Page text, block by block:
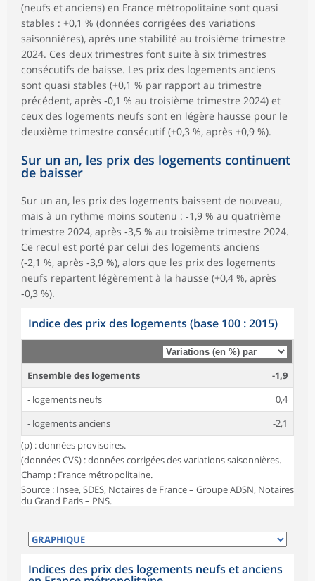
(neufs et anciens) en France métropolitaine sont quasi
stables : +0,1 % (données corrigées des variations
saisonnières), après une stabilité au troisième trimestre
2024. Ces deux trimestres font suite à six trimestres
consécutifs de baisse. Les prix des logements anciens
sont quasi stables (+0,1 % par rapport au trimestre
précédent, après ‑0,1 % au troisième trimestre 2024) et
ceux des logements neufs sont en légère hausse pour le
deuxième trimestre consécutif (+0,3 %, après +0,9 %).
Sur un an, les prix des logements continuent
de baisser
Sur un an, les prix des logements baissent de nouveau,
mais à un rythme moins soutenu : ‑1,9 % au quatrième
trimestre 2024, après ‑3,5 % au troisième trimestre 2024.
Ce recul est porté par celui des logements anciens
(‑2,1 %, après ‑3,9 %), alors que les prix des logements
neufs repartent légèrement à la hausse (+0,4 %, après
‑0,3 %).
Indice des prix des logements (base 100 : 2015)
Ensemble des logements
-1,9
- logements neufs
0,4
- logements anciens
-2,1
(p) : données provisoires.
(données CVS) : données corrigées des variations saisonnières.
Champ : France métropolitaine.
Source : Insee, SDES, Notaires de France – Groupe ADSN, Notaires
du Grand Paris – PNS.
Indices des prix des logements neufs et anciens